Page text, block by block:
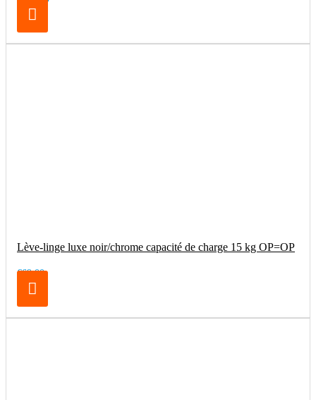
Lève-linge luxe noir/chrome capacité de charge 15 kg OP=OP
€69.00